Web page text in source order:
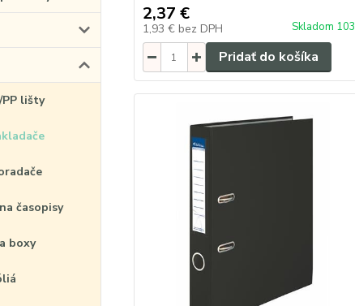
lišty
časopisy
boxy
2,37 €
1,93 € bez DPH Skladom 103
Pridať do košíka